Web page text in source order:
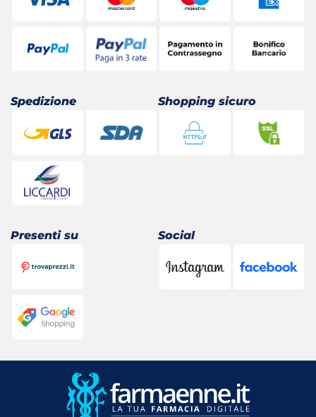
Spedizione Shopping sicuro
Presenti su Social